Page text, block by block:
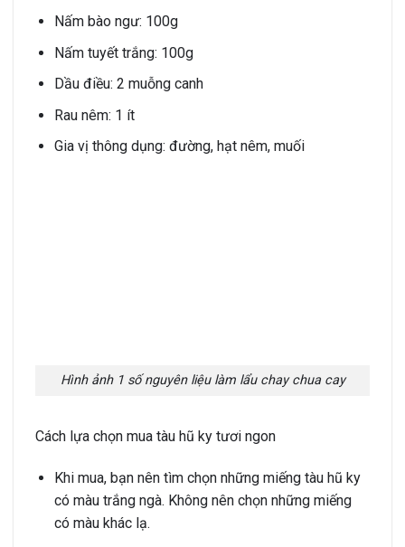
Nấm bào ngư: 100g
Nấm tuyết trắng: 100g
Dầu điều: 2 muỗng canh
Rau nêm: 1 ít
Gia vị thông dụng: đường, hạt nêm, muối
Hình ảnh 1 số nguyên liệu làm lẩu chay chua cay
Cách lựa chọn mua tàu hũ ky tươi ngon
Khi mua, bạn nên tìm chọn những miếng tàu hũ ky
có màu trắng ngà. Không nên chọn những miếng
có màu khác lạ.